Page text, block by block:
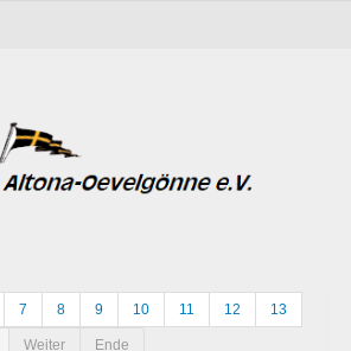
7 8 9 10 11 12 13
Weiter Ende